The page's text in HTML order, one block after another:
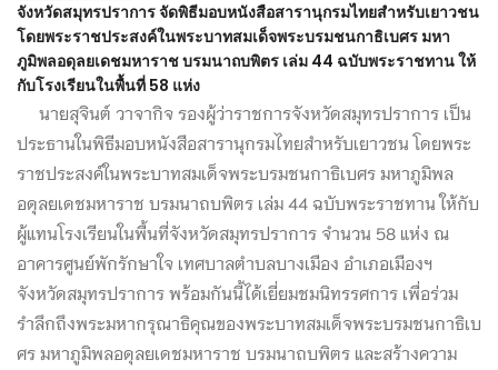
จังหวัดสมุทรปราการ จัดพิธีมอบหนังสือสารานุกรมไทยสำหรับเยาวชน
โดยพระราชประสงค์ในพระบาทสมเด็จพระบรมชนกาธิเบศร มหา
ภูมิพลอดุลยเดชมหาราช บรมนาถบพิตร เล่ม 44 ฉบับพระราชทาน ให้
กับโรงเรียนในพื้นที่ 58 แห่ง
นายสุจินต์ วาจากิจ รองผู้ว่าราชการจังหวัดสมุทรปราการ เป็น
ประธานในพิธีมอบหนังสือสารานุกรมไทยสำหรับเยาวชน โดยพระ
ราชประสงค์ในพระบาทสมเด็จพระบรมชนกาธิเบศร มหาภูมิพล
อดุลยเดชมหาราช บรมนาถบพิตร เล่ม 44 ฉบับพระราชทาน ให้กับ
ผู้แทนโรงเรียนในพื้นที่จังหวัดสมุทรปราการ จำนวน 58 แห่ง ณ
อาคารศูนย์พักรักษาใจ เทศบาลตำบลบางเมือง อำเภอเมืองฯ
จังหวัดสมุทรปราการ พร้อมกันนี้ได้เยี่ยมชมนิทรรศการ เพื่อร่วม
รำลึกถึงพระมหากรุณาธิคุณของพระบาทสมเด็จพระบรมชนกาธิเบ
ศร มหาภูมิพลอดุลยเดชมหาราช บรมนาถบพิตร และสร้างความ